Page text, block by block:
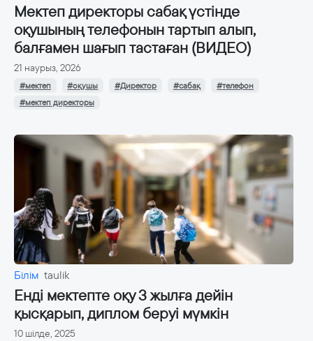
Мектеп директоры сабақ үстінде
оқушының телефонын тартып алып,
балғамен шағып тастаған (ВИДЕО)
21 наурыз, 2026
#мектеп #оқушы #Директор #сабақ
#телефон
#мектеп директоры
Білім taulik
Енді мектепте оқу 3 жылға дейін
қысқарып, диплом беруі мүмкін
10 шілде, 2025